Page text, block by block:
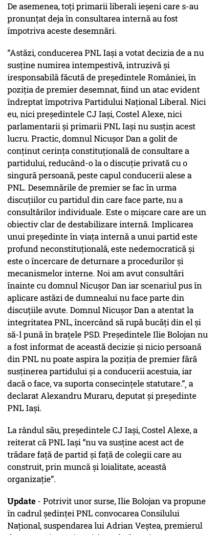
De asemenea, toți primarii liberali ieșeni care s-au
pronunțat deja în consultarea internă au fost
împotriva aceste desemnări.
“Astăzi, conducerea PNL Iași a votat decizia de a nu
susține numirea intempestivă, intruzivă și
iresponsabilă făcută de președintele României, în
poziția de premier desemnat, fiind un atac evident
îndreptat împotriva Partidului Național Liberal. Nici
eu, nici președintele CJ Iași, Costel Alexe, nici
parlamentarii și primarii PNL Iași nu susțin acest
lucru. Practic, domnul Nicușor Dan a golit de
conținut cerința constituțională de consultare a
partidului, reducând-o la o discuție privată cu o
singură persoană, peste capul conducerii alese a
PNL. Desemnările de premier se fac în urma
discuțiilor cu partidul din care face parte, nu a
consultărilor individuale. Este o mișcare care are un
obiectiv clar de destabilizare internă. Implicarea
unui președinte în viața internă a unui partid este
profund neconstituțională, este nedemocratică și
este o încercare de deturnare a procedurilor și
mecanismelor interne. Noi am avut consultări
înainte cu domnul Nicușor Dan iar scenariul pus în
aplicare astăzi de dumnealui nu face parte din
discuțiile avute. Domnul Nicușor Dan a atentat la
integritatea PNL, încercând să rupă bucăți din el și
să-l pună în brațele PSD. Președintele Ilie Bolojan nu
a fost informat de această decizie și nicio persoană
din PNL nu poate aspira la poziția de premier fără
susținerea partidului și a conducerii acestuia, iar
dacă o face, va suporta consecințele statutare.”¸ a
declarat Alexandru Muraru, deputat și președinte
PNL Iași.
La rândul său, președintele CJ Iași, Costel Alexe, a
reiterat că PNL Iași “nu va susține acest act de
trădare față de partid și față de colegii care au
construit, prin muncă și loialitate, această
organizație”.
Update - Potrivit unor surse, Ilie Bolojan va propune
în cadrul ședinței PNL convocarea Consilului
Național, suspendarea lui Adrian Veștea, premierul